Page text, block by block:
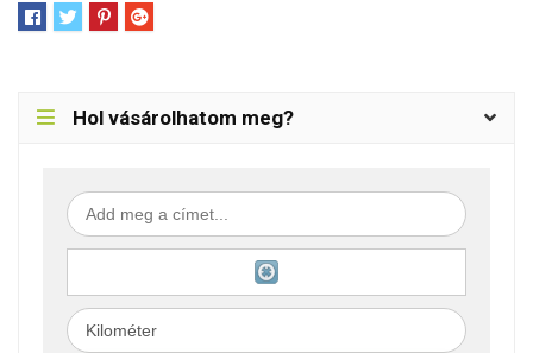
Hol vásárolhatom meg?